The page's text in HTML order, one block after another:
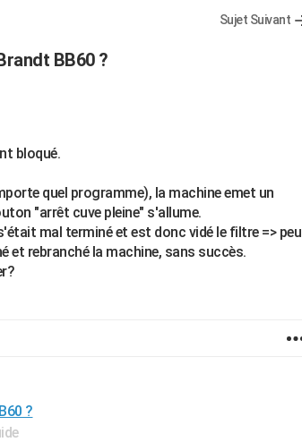
Sujet Suivant
BB60 ?
bloqué.
quel programme), la machine emet un
"arrêt cuve pleine" s'allume.
mal terminé et est donc vidé le filtre => peu
et rebranché la machine, sans succès.
?